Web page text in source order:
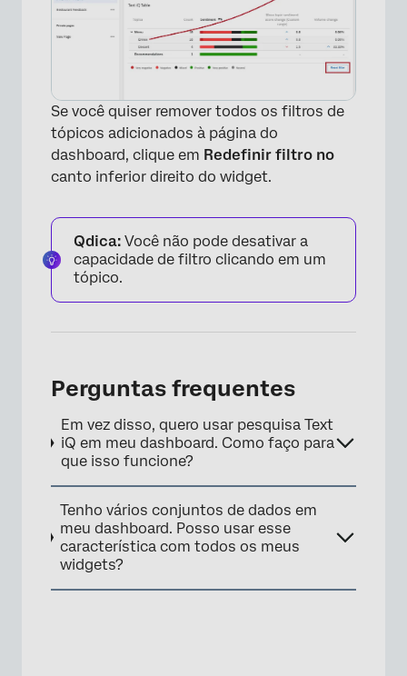
Se você quiser remover todos os filtros de
tópicos adicionados à página do
dashboard, clique em Redefinir filtro no
canto inferior direito do widget.
Qdica: Você não pode desativar a
capacidade de filtro clicando em um
tópico.
Perguntas frequentes
Em vez disso, quero usar pesquisa Text
iQ em meu dashboard. Como faço para
que isso funcione?
Tenho vários conjuntos de dados em
meu dashboard. Posso usar esse
característica com todos os meus
widgets?